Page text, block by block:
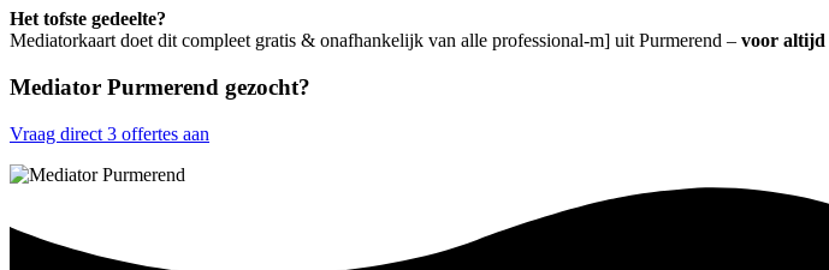
Het tofste gedeelte?
Mediatorkaart doet dit compleet gratis & onafhankelijk van alle professional-m] uit Purmerend – voor altijd
Mediator Purmerend gezocht?
Vraag direct 3 offertes aan